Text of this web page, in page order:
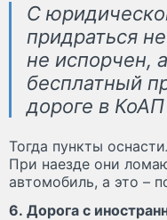
С
придраться
не испорчен,
бесплатный
дороге в КоАП
Тогда пункты
При наезде они
автомобиль, а это –
6. Дорога с